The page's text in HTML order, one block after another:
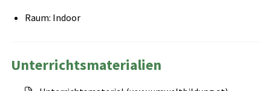
Raum: Indoor
Unterrichtsmaterialien